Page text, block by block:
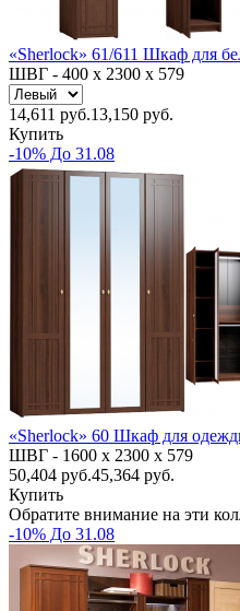
«Sherlock» 61/611 Шкаф для
ШВГ - 400 х 2300 х 579
14,611 руб.13,150 руб.
Купить
-10% До 31.08
«Sherlock» 60 Шкаф для
ШВГ - 1600 х 2300 х 579
50,404 руб.45,364 руб.
Купить
Обратите внимание на эти
-10% До 31.08